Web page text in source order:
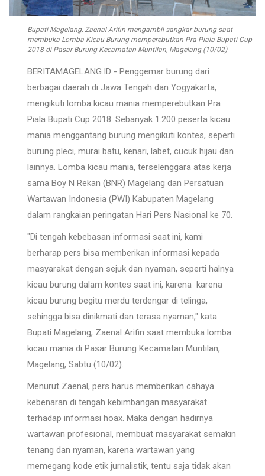
Bupati Magelang, Zaenal Arifin mengambil sangkar burung saat
membuka Lomba Kicau Burung memperebutkan Pra Piala Bupati Cup
2018 di Pasar Burung Kecamatan Muntilan, Magelang (10/02)
BERITAMAGELANG.ID - Penggemar burung dari
berbagai daerah di Jawa Tengah dan Yogyakarta,
mengikuti lomba kicau mania memperebutkan Pra
Piala Bupati Cup 2018. Sebanyak 1.200 peserta kicau
mania menggantang burung mengikuti kontes, seperti
burung pleci, murai batu, kenari, labet, cucuk hijau dan
lainnya. Lomba kicau mania, terselenggara atas kerja
sama Boy N Rekan (BNR) Magelang dan Persatuan
Wartawan Indonesia (PWI) Kabupaten Magelang
dalam rangkaian peringatan Hari Pers Nasional ke 70.
"Di tengah kebebasan informasi saat ini, kami
berharap pers bisa memberikan informasi kepada
masyarakat dengan sejuk dan nyaman, seperti halnya
kicau burung dalam kontes saat ini, karena karena
kicau burung begitu merdu terdengar di telinga,
sehingga bisa dinikmati dan terasa nyaman," kata
Bupati Magelang, Zaenal Arifin saat membuka lomba
kicau mania di Pasar Burung Kecamatan Muntilan,
Magelang, Sabtu (10/02).
Menurut Zaenal, pers harus memberikan cahaya
kebenaran di tengah kebimbangan masyarakat
terhadap informasi hoax. Maka dengan hadirnya
wartawan profesional, membuat masyarakat semakin
tenang dan nyaman, karena wartawan yang
memegang kode etik jurnalistik, tentu saja tidak akan